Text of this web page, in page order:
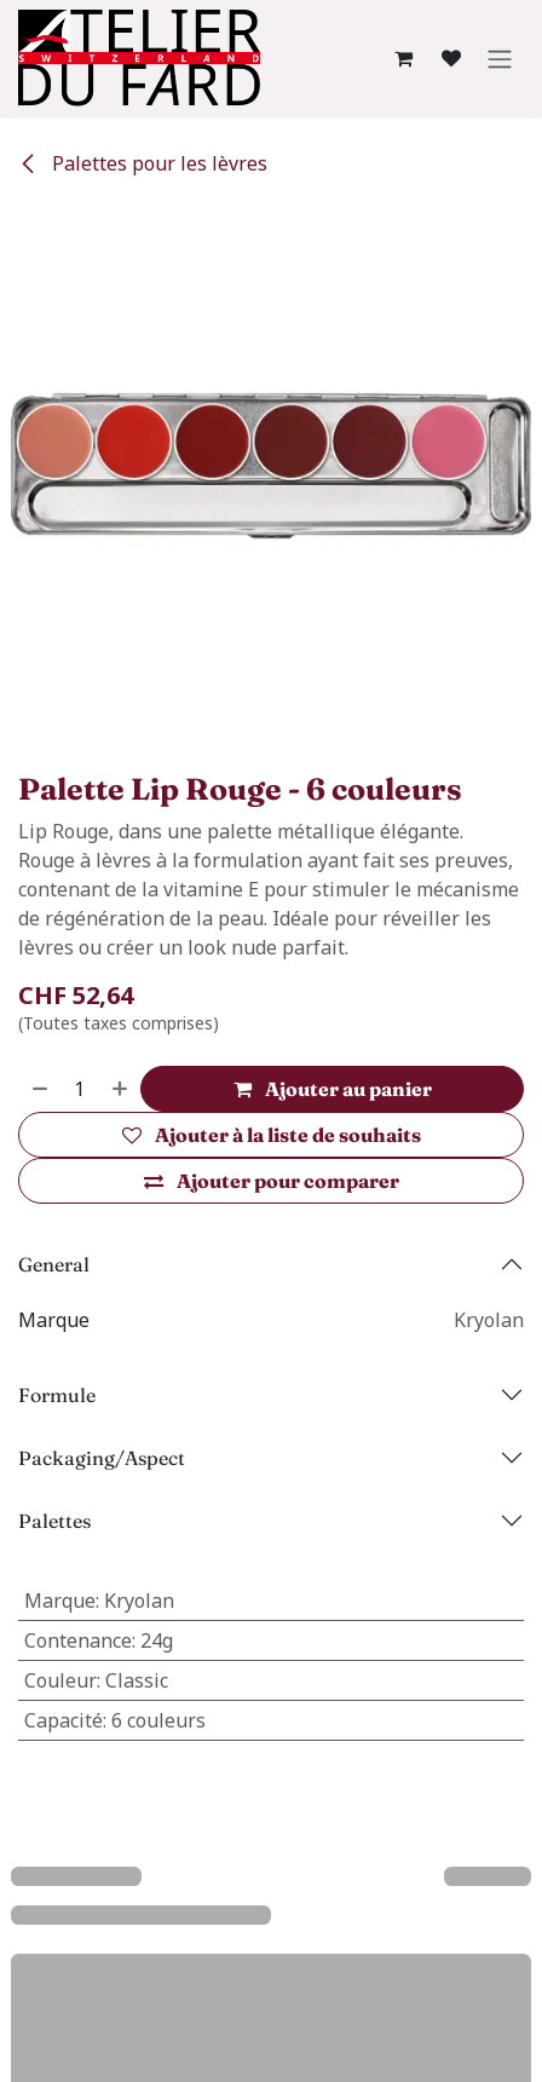
Se rendre au contenu
Palettes pour les lèvres
Palette Lip Rouge - 6 couleurs
Lip Rouge, dans une palette métallique élégante.
Rouge à lèvres à la formulation ayant fait ses preuves,
contenant de la vitamine E pour stimuler le mécanisme
de régénération de la peau. Idéale pour réveiller les
lèvres ou créer un look nude parfait.
CHF 52,64
(Toutes taxes comprises)
Ajouter au panier
Ajouter pour comparer
Ajouter à la liste de souhaits
General
Marque Kryolan
Formule
Packaging/Aspect
Palettes
Marque: Kryolan
Contenance: 24g
Couleur: Classic
Capacité: 6 couleurs